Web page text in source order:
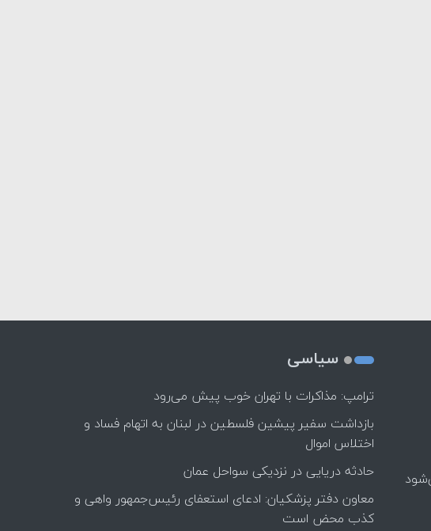
سیاسی
ترامپ: مذاکرات با تهران خوب پیش می‌رود
بازداشت سفیر پیشین فلسطین در لبنان به اتهام فساد و
اختلاس اموال
حادثه دریایی در نزدیکی سواحل عمان
معاون دفتر پزشکیان: ادعای استعفای رئیس‌جمهور واهی و
کذب محض است